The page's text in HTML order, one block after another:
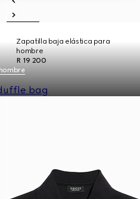
Zapatilla baja elástica para
hombre
R 19 200